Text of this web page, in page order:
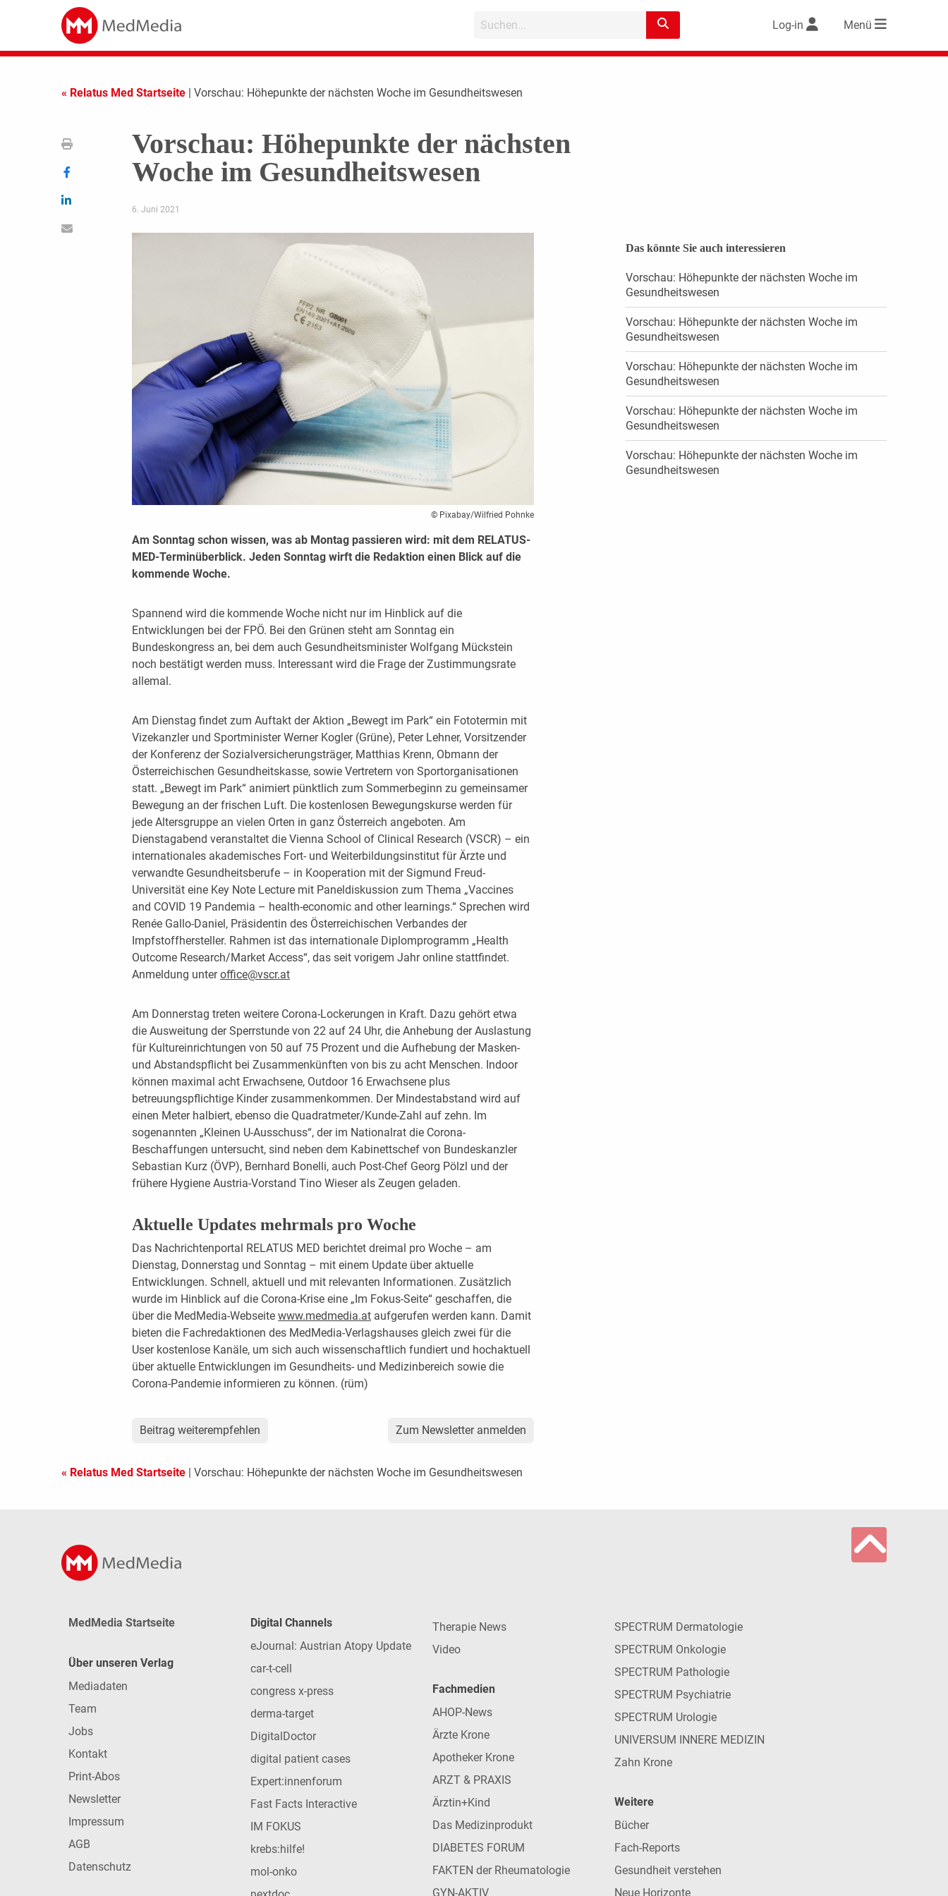
Log-in Menü
« Relatus Med Startseite | Vorschau: Höhepunkte der nächsten Woche im Gesundheitswesen
Vorschau: Höhepunkte der nächsten
Woche im Gesundheitswesen
6. Juni 2021
© Pixabay/Wilfried Pohnke
Am Sonntag schon wissen, was ab Montag passieren wird: mit dem RELATUS-
MED-Terminüberblick. Jeden Sonntag wirft die Redaktion einen Blick auf die
kommende Woche.
Spannend wird die kommende Woche nicht nur im Hinblick auf die
Entwicklungen bei der FPÖ. Bei den Grünen steht am Sonntag ein
Bundeskongress an, bei dem auch Gesundheitsminister Wolfgang Mückstein
noch bestätigt werden muss. Interessant wird die Frage der Zustimmungsrate
allemal.
Am Dienstag findet zum Auftakt der Aktion „Bewegt im Park“ ein Fototermin mit
Vizekanzler und Sportminister Werner Kogler (Grüne), Peter Lehner, Vorsitzender
der Konferenz der Sozialversicherungsträger, Matthias Krenn, Obmann der
Österreichischen Gesundheitskasse, sowie Vertretern von Sportorganisationen
statt. „Bewegt im Park“ animiert pünktlich zum Sommerbeginn zu gemeinsamer
Bewegung an der frischen Luft. Die kostenlosen Bewegungskurse werden für
jede Altersgruppe an vielen Orten in ganz Österreich angeboten. Am
Dienstagabend veranstaltet die Vienna School of Clinical Research (VSCR) – ein
internationales akademisches Fort- und Weiterbildungsinstitut für Ärzte und
verwandte Gesundheitsberufe – in Kooperation mit der Sigmund Freud-
Universität eine Key Note Lecture mit Paneldiskussion zum Thema „Vaccines
and COVID 19 Pandemia – health-economic and other learnings.“ Sprechen wird
Renée Gallo-Daniel, Präsidentin des Österreichischen Verbandes der
Impfstoffhersteller. Rahmen ist das internationale Diplomprogramm „Health
Outcome Research/Market Access“, das seit vorigem Jahr online stattfindet.
Anmeldung unteroffice@vscr.at
Am Donnerstag treten weitere Corona-Lockerungen in Kraft. Dazu gehört etwa
die Ausweitung der Sperrstunde von 22 auf 24 Uhr, die Anhebung der Auslastung
für Kultureinrichtungen von 50 auf 75 Prozent und die Aufhebung der Masken-
und Abstandspflicht bei Zusammenkünften von bis zu acht Menschen. Indoor
können maximal acht Erwachsene, Outdoor 16 Erwachsene plus
betreuungspflichtige Kinder zusammenkommen. Der Mindestabstand wird auf
einen Meter halbiert, ebenso die Quadratmeter/Kunde-Zahl auf zehn. Im
sogenannten „Kleinen U-Ausschuss“, der im Nationalrat die Corona-
Beschaffungen untersucht, sind neben dem Kabinettschef von Bundeskanzler
Sebastian Kurz (ÖVP), Bernhard Bonelli, auch Post-Chef Georg Pölzl und der
frühere Hygiene Austria-Vorstand Tino Wieser als Zeugen geladen.
Aktuelle Updates mehrmals pro Woche
Das Nachrichtenportal RELATUS MED berichtet dreimal pro Woche – am
Dienstag, Donnerstag und Sonntag – mit einem Update über aktuelle
Entwicklungen. Schnell, aktuell und mit relevanten Informationen. Zusätzlich
wurde im Hinblick auf die Corona-Krise eine „Im Fokus-Seite“ geschaffen, die
über die MedMedia-Webseite www.medmedia.ataufgerufen werden kann. Damit
bieten die Fachredaktionen des MedMedia-Verlagshauses gleich zwei für die
User kostenlose Kanäle, um sich auch wissenschaftlich fundiert und hochaktuell
über aktuelle Entwicklungen im Gesundheits- und Medizinbereich sowie die
Corona-Pandemie informieren zu können. (rüm)
Beitrag weiterempfehlen Zum Newsletter anmelden
Das könnte Sie auch interessieren
Vorschau: Höhepunkte der nächsten Woche im
Gesundheitswesen
Vorschau: Höhepunkte der nächsten Woche im
Gesundheitswesen
Vorschau: Höhepunkte der nächsten Woche im
Gesundheitswesen
Vorschau: Höhepunkte der nächsten Woche im
Gesundheitswesen
Vorschau: Höhepunkte der nächsten Woche im
Gesundheitswesen
« Relatus Med Startseite | Vorschau: Höhepunkte der nächsten Woche im Gesundheitswesen
MedMedia Startseite
Über unseren Verlag
Mediadaten
Team
Jobs
Kontakt
Print-Abos
Newsletter
Impressum
AGB
Datenschutz
Digital Channels
eJournal: Austrian Atopy Update
car-t-cell
congress x-press
derma-target
DigitalDoctor
digital patient cases
Expert:innenforum
Fast Facts Interactive
IM FOKUS
krebs:hilfe!
mol-onko
Therapie News
Video
Fachmedien
AHOP-News
Ärzte Krone
Apotheker Krone
ARZT & PRAXIS
Ärztin+Kind
Das Medizinprodukt
DIABETES FORUM
FAKTEN der Rheumatologie
GYN-AKTIV
SPECTRUM Dermatologie
SPECTRUM Onkologie
SPECTRUM Pathologie
SPECTRUM Psychiatrie
SPECTRUM Urologie
UNIVERSUM INNERE MEDIZIN
Zahn Krone
Weitere
Bücher
Fach-Reports
Gesundheit verstehen
Neue Horizonte